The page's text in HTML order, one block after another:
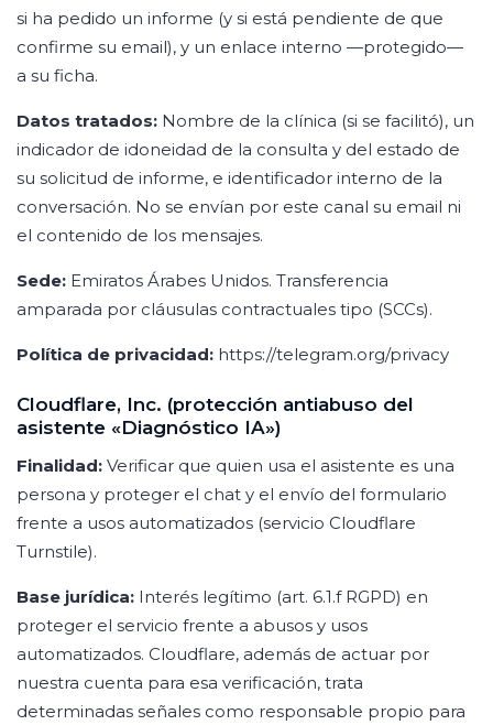
si ha pedido un informe (y si está pendiente de que
confirme su email), y un enlace interno —protegido—
a su ficha.
Datos tratados: Nombre de la clínica (si se facilitó), un
indicador de idoneidad de la consulta y del estado de
su solicitud de informe, e identificador interno de la
conversación. No se envían por este canal su email ni
el contenido de los mensajes.
Sede: Emiratos Árabes Unidos. Transferencia
amparada por cláusulas contractuales tipo (SCCs).
Política de privacidad: https://telegram.org/privacy
Cloudflare, Inc. (protección antiabuso del
asistente «Diagnóstico IA»)
Finalidad: Verificar que quien usa el asistente es una
persona y proteger el chat y el envío del formulario
frente a usos automatizados (servicio Cloudflare
Turnstile).
Base jurídica: Interés legítimo (art. 6.1.f RGPD) en
proteger el servicio frente a abusos y usos
automatizados. Cloudflare, además de actuar por
nuestra cuenta para esa verificación, trata
determinadas señales como responsable propio para